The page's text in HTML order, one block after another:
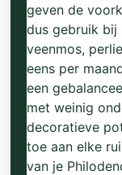
geven de
dus gebruik bij
veenmos,
eens per
een
met weinig
decoratieve
toe aan elke
van je